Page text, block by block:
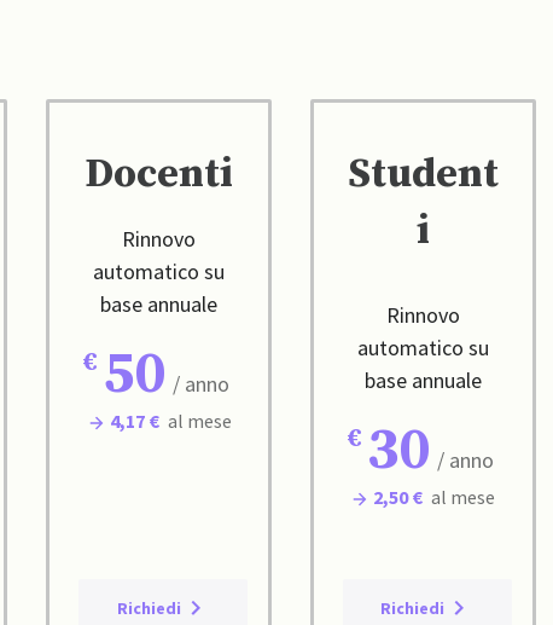
Docenti
Rinnovo
automatico su
base annuale
50 / anno
4,17 € al mese
Richiedi
Student
i
Rinnovo
automatico su
base annuale
30 / anno
2,50 € al mese
Richiedi